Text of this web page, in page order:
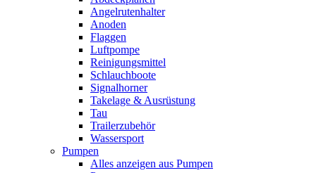
Angelrutenhalter
Anoden
Flaggen
Luftpompe
Reinigungsmittel
Schlauchboote
Signalhorner
Takelage & Ausrüstung
Tau
Trailerzubehör
Wassersport
Pumpen
Alles anzeigen aus Pumpen